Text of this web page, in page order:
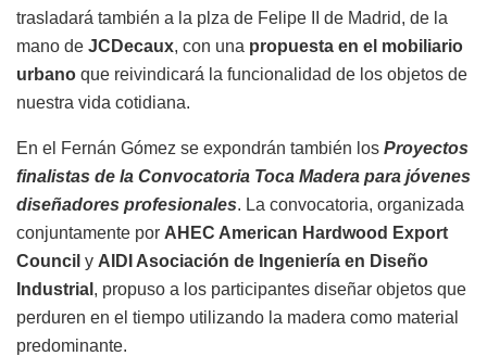
trasladará también a la plza de Felipe II de Madrid, de la
mano de JCDecaux, con una propuesta en el mobiliario
urbano que reivindicará la funcionalidad de los objetos de
nuestra vida cotidiana.
En el Fernán Gómez se expondrán también los Proyectos
finalistas de la Convocatoria Toca Madera para jóvenes
diseñadores profesionales. La convocatoria, organizada
conjuntamente por AHEC American Hardwood Export
Council y AIDI Asociación de Ingeniería en Diseño
Industrial , propuso a los participantes diseñar objetos que
perduren en el tiempo utilizando la madera como material
predominante.